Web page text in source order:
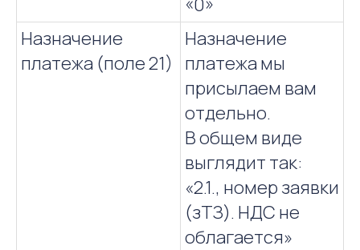
Назначение
платежа (поле 21)
Назначение
платежа мы
присылаем вам
отдельно.
В общем виде
выглядит так:
«2.1., номер заявки
(зТЗ). НДС не
облагается»